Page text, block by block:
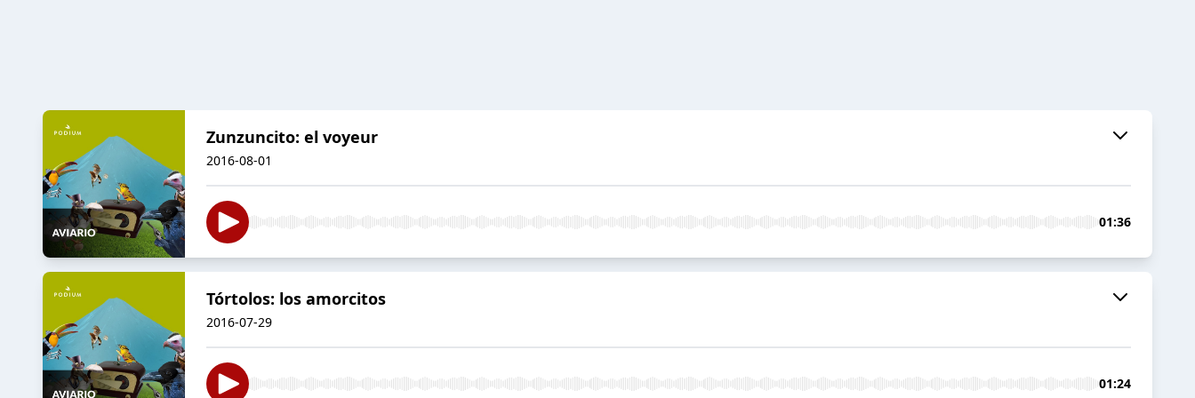
Zunzuncito: el voyeur
2016-08-01
01:36
Tórtolos: los amorcitos
2016-07-29
01:24